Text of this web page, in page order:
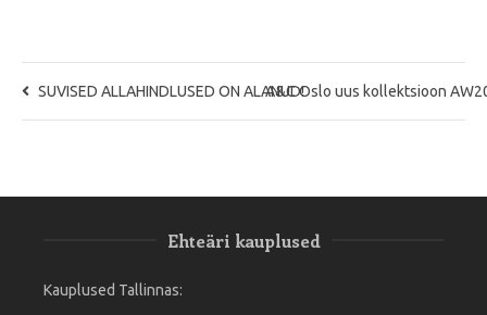
SUVISED ALLAHINDLUSED ON ALANUD!A&C Oslo uus kollektsioon
Ehteäri kauplused
Kauplused Tallinnas: